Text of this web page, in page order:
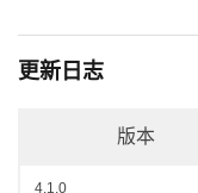
更新日志
版本
4.1.0